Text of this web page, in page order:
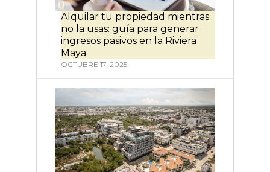
Alquilar tu propiedad mientras
no la usas: guía para generar
ingresos pasivos en la Riviera
Maya
OCTUBRE 17, 2025